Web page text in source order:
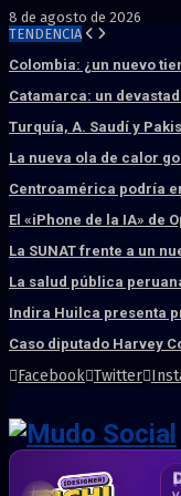
8 de agosto de 2026
TENDENCIA
Colombia: ¿un nuevo
Catamarca: un
Turquía, A. Saudí y
La nueva ola de calor
Centroamérica podría
El «iPhone de la IA» de
La SUNAT frente a un
La salud pública
Indira Huilca presenta
Caso diputado Harvey
Facebook Twitter